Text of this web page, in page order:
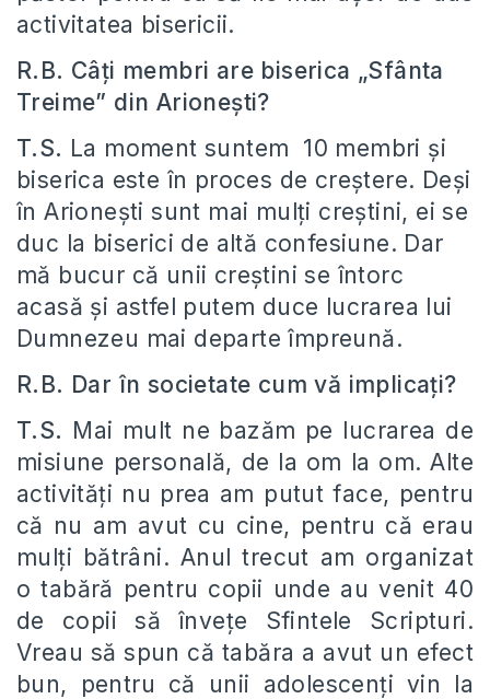
activitatea bisericii.
R.B. Câţi membri are biserica „Sfânta
Treime” din Arioneşti?
T.S. La moment suntem 10 membri şi
biserica este în proces de creştere. Deşi
în Arioneşti sunt mai mulţi creştini, ei se
duc la biserici de altă confesiune. Dar
mă bucur că unii creştini se întorc
acasă şi astfel putem duce lucrarea lui
Dumnezeu mai departe împreună.
R.B. Dar în societate cum vă implicaţi?
T.S. Mai mult ne bazăm pe lucrarea de
misiune personală, de la om la om. Alte
activităţi nu prea am putut face, pentru
că nu am avut cu cine, pentru că erau
mulţi bătrâni. Anul trecut am organizat
o tabără pentru copii unde au venit 40
de copii să înveţe Sfintele Scripturi.
Vreau să spun că tabăra a avut un efect
bun, pentru că unii adolescenţi vin la